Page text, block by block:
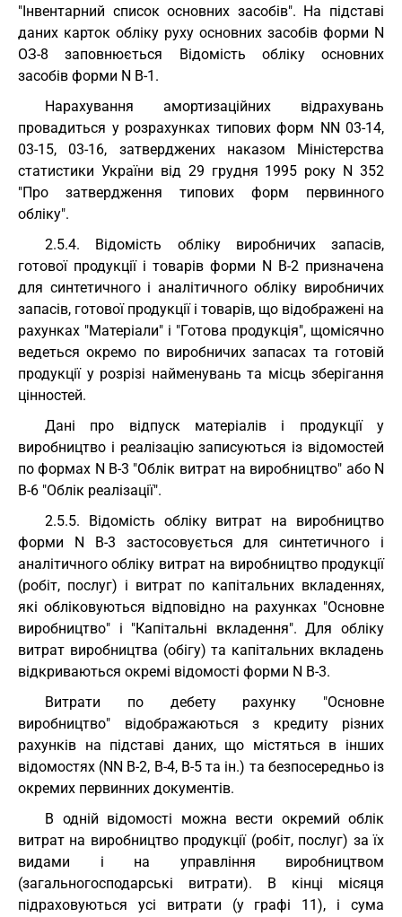
"Інвентарний список основних засобів". На підставі
даних карток обліку руху основних засобів форми N
ОЗ-8 заповнюється Відомість обліку основних
засобів форми N В-1.
Нарахування амортизаційних відрахувань
провадиться у розрахунках типових форм NN 03-14,
03-15, 03-16, затверджених наказом Міністерства
статистики України від 29 грудня 1995 року N 352
"Про затвердження типових форм первинного
обліку".
2.5.4. Відомість обліку виробничих запасів,
готової продукції і товарів форми N В-2 призначена
для синтетичного і аналітичного обліку виробничих
запасів, готової продукції і товарів, що відображені на
рахунках "Матеріали" і "Готова продукція", щомісячно
ведеться окремо по виробничих запасах та готовій
продукції у розрізі найменувань та місць зберігання
цінностей.
Дані про відпуск матеріалів і продукції у
виробництво і реалізацію записуються із відомостей
по формах N В-3 "Облік витрат на виробництво" або N
В-6 "Облік реалізації".
2.5.5. Відомість обліку витрат на виробництво
форми N В-3 застосовується для синтетичного і
аналітичного обліку витрат на виробництво продукції
(робіт, послуг) і витрат по капітальних вкладеннях,
які обліковуються відповідно на рахунках "Основне
виробництво" і "Капітальні вкладення". Для обліку
витрат виробництва (обігу) та капітальних вкладень
відкриваються окремі відомості форми N В-3.
Витрати по дебету рахунку "Основне
виробництво" відображаються з кредиту різних
рахунків на підставі даних, що містяться в інших
відомостях (NN В-2, В-4, В-5 та ін.) та безпосередньо із
окремих первинних документів.
В одній відомості можна вести окремий облік
витрат на виробництво продукції (робіт, послуг) за їх
видами і на управління виробництвом
(загальногосподарські витрати). В кінці місяця
підраховуються усі витрати (у графі 11), і сума